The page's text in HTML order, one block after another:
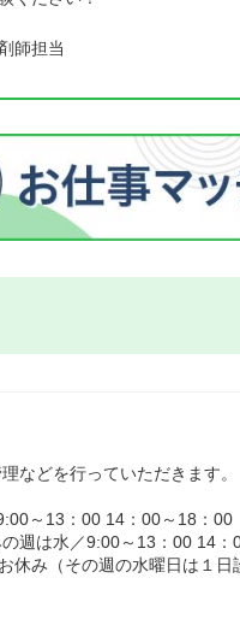
師担当
などを行っていただきます。
～13：00 14：00～18：00
週は水／9:00～13：00 14：
休み（その週の水曜日は１日